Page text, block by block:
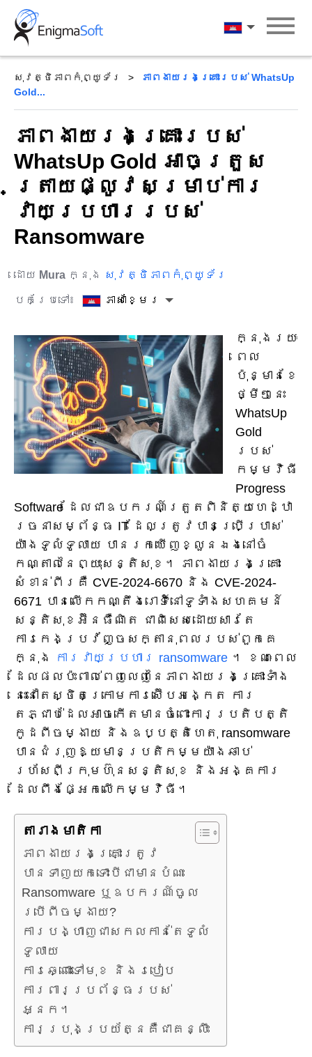
Skip
content
ភាសាខ្មែរ
សុវត្ថិភាពកុំព្យូទ័រ
ភាពងាយរងគ្រោះរបស់ WhatsUp
Gold...
ភាពងាយរងគ្រោះរបស់
WhatsUp Gold អាចត្រួស
ត្រាយផ្លូវសម្រាប់ការ
វាយប្រហាររបស់
Ransomware
ដោយ Mura ក្នុង សុវត្ថិភាពកុំព្យូទ័រ
បកប្រែទៅ៖ ភាសាខ្មែរ
ក្នុងរយៈ
ពេល
ប៉ុន្មានខែ
ថ្មីៗនេះ
WhatsUp
Gold
របស់
កម្មវិធី
Progress
Software ដែលជាឧបករណ៍ត្រួតពិនិត្យហេដ្ឋា
រចនាសម្ព័ន្ធ IT ដែលត្រូវបានប្រើប្រាស់
យ៉ាងទូលំទូលាយ បានរកឃើញខ្លួនឯងនៅចំ
កណ្តាលនៃព្យុះសន្តិសុខ។ ភាពងាយរងគ្រោះ
សំខាន់ពីរគឺ CVE-2024-6670 និង CVE-2024-
6671 បានលើកកណ្តឹងរោទិ៍នៅទូទាំងសហគមន៍
សន្តិសុខអ៊ីនធឺណិត ជាពិសេសដោយសារតែ
ការកេងប្រវ័ញ្ចសក្តានុពលរបស់ពួកគេ
ក្នុង
ការវាយប្រហារ ransomware ។ ខណៈពេល
ដែលផលប៉ះពាល់ពេញលេញនៃភាពងាយរងគ្រោះទាំង
នេះនៅតែស្ថិតក្រោមការស៊ើបអង្កេត ការ
តភ្ជាប់ដែលអាចកើតមានចំពោះការប្រតិបត្តិ
កូដពីចម្ងាយ និងឧប្បត្តិហេតុ ransomware
បានជំរុញឱ្យមានប្រតិកម្មយ៉ាងឆាប់
រហ័សពីក្រុមហ៊ុនសន្តិសុខ និងអង្គការ
ដែលពឹងផ្អែកលើកម្មវិធី។
តារាង​មាតិកា
ភាពងាយរងគ្រោះត្រូវ
បានទាញយកទោះបីជាមានបំណះ
Ransomware ឬឧបករណ៍ចូល
ប្រើពីចម្ងាយ?
ការបង្ហាញជាសកលកាន់តែទូលំ
ទូលាយ
ការឆ្ពោះទៅមុខ និងរបៀប
ការពារប្រព័ន្ធរបស់
អ្នក។
ការប្រុងប្រយ័ត្នគឺជាគន្លឹះ